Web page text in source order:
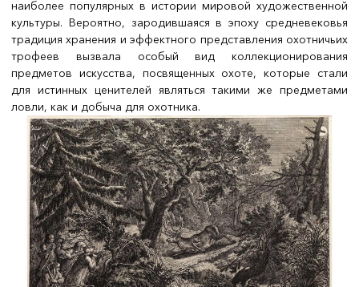
наиболее популярных в истории мировой художественной
культуры. Вероятно, зародившаяся в эпоху средневековья
традиция хранения и эффектного представления охотничьих
трофеев вызвала особый вид коллекционирования
предметов искусства, посвященных охоте, которые стали
для истинных ценителей являться такими же предметами
ловли, как и добыча для охотника.